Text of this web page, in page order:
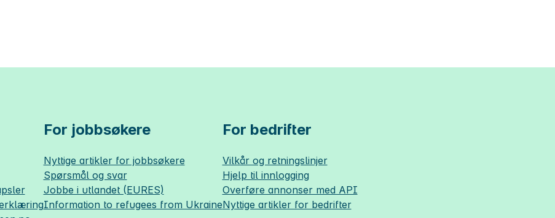
For jobbsøkere
Nyttige artikler for jobbsøkere
Spørsmål og svar
Jobbe i utlandet (EURES)
Information to refugees from Ukraine
For bedrifter
Vilkår og retningslinjer
Hjelp til innlogging
Overføre annonser med API
Nyttige artikler for bedrifter